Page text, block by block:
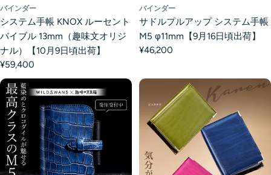
バインダー
システム手帳 KNOX ルーセント
バイブル 13mm（趣味文オリジ
ナル）【10月9日頃出荷】
¥59,400
バインダー
サドルプルアップ システム手帳
M5 φ11mm【9月16日頃出荷】
¥46,200